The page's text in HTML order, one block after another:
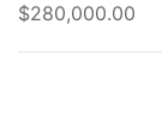
$280,000.00